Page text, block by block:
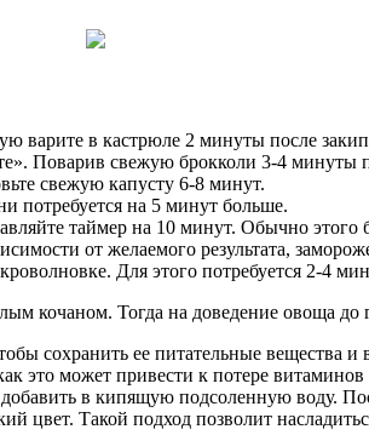
варите в кастрюле 2 минуты после
Поварив свежую брокколи 3-4 минуты
свежую капусту 6-8 минут.
потребуется на 5 минут больше.
таймер на 10 минут. Обычно этого
от желаемого результата,
Для этого потребуется 2-4
кочаном. Тогда на доведение овоща до
сохранить ее питательные вещества
это может привести к потере
в кипящую подсоленную воду.
цвет. Такой подход позволит